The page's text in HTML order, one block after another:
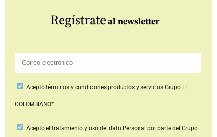
Regístrate al newsletter
Aceptotérminos y condiciones productos y serviciosGrupo EL
COLOMBIANO*
Acepto el tratamiento y uso del dato Personal por parte del Grupo